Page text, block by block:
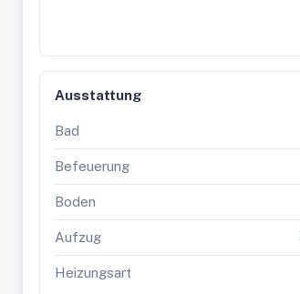
Ausstattung
Bad
Befeuerung
Boden
Aufzug
Heizungsart